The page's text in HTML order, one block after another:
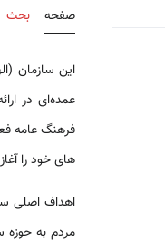
صفحه بحث
این سازمان
عمده‌­ای در
های خود را
اهداف اصلی
مردم به حوزه